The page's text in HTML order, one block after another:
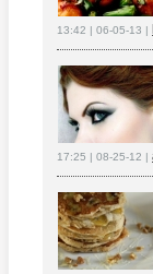
13:42 | 06-05-13 |
17:25 | 08-25-12 |